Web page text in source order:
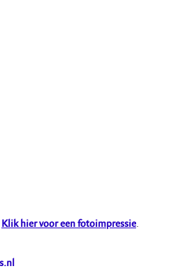
Klik hier voor een fotoimpressie.